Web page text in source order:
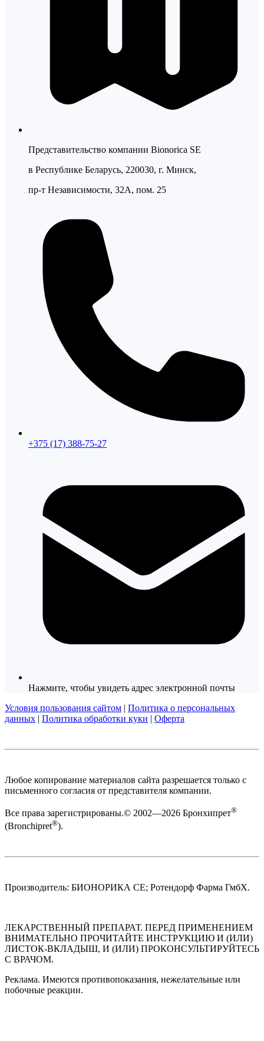
Представительство компании Bionorica SE
в Республике Беларусь, 220030, г. Минск,
пр-т Независимости, 32А, пом. 25
+375 (17) 388-75-27
Нажмите, чтобы увидеть адрес электронной почты
Условия пользования сайтом | Политика о персональных
данных | Политика обработки куки | Оферта
Любое копирование материалов сайта разрешается только с
письменного согласия от представителя компании.
Все права зарегистрированы.© 2002—2026 Бронхипрет®
(Bronchipret®).
Производитель: БИОНОРИКА СЕ; Ротендорф Фарма ГмбХ.
ЛЕКАРСТВЕННЫЙ ПРЕПАРАТ. ПЕРЕД ПРИМЕНЕНИЕМ
ВНИМАТЕЛЬНО ПРОЧИТАЙТЕ ИНСТРУКЦИЮ И (ИЛИ)
ЛИСТОК-ВКЛАДЫШ, И (ИЛИ) ПРОКОНСУЛЬТИРУЙТЕСЬ
С ВРАЧОМ.
Реклама. Имеются противопоказания, нежелательные или
побочные реакции.